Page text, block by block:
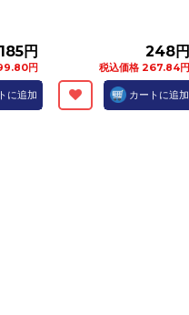
円
円
に追加
248円
税込価格 267.84円
カートに追加